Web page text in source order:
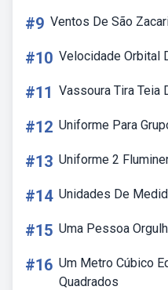
#9 Ventos De São
#10 Velocidade Orbital
#11 Vassoura Tira Teia
#12 Uniforme Para
#13 Uniforme 2
#14 Unidades De
#15 Uma Pessoa
#16 Um Metro Cúbico
Quadrados